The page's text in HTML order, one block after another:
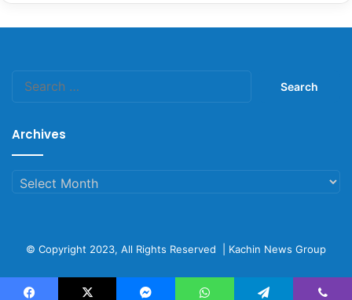
Archives
Archives
© Copyright 2023, All Rights Reserved | Kachin News Group